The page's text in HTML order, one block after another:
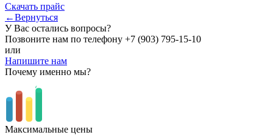
Скачать прайс
←Вернуться
У Вас остались вопросы?
Позвоните нам по телефону +7 (903) 795-15-10
или
Напишите нам
Почему именно мы?
Максимальные цены